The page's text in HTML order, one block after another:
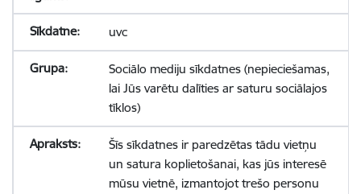
uvc
Sociālo mediju sīkdatnes (nepieciešamas,
lai Jūs varētu dalīties ar saturu sociālajos
tīklos)
Šīs sīkdatnes ir paredzētas tādu vietņu
un satura koplietošanai, kas jūs interesē
mūsu vietnē, izmantojot trešo personu